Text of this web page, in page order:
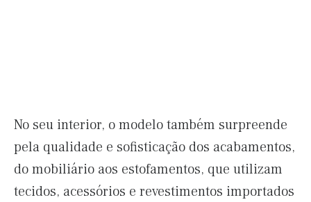
No seu interior, o modelo também surpreende
pela qualidade e sofisticação dos acabamentos,
do mobiliário aos estofamentos, que utilizam
tecidos, acessórios e revestimentos importados